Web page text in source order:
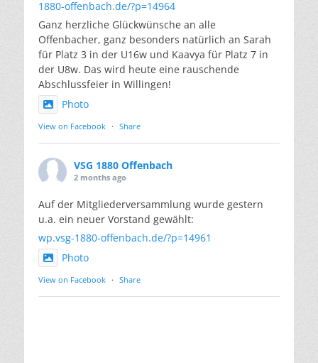
1880-offenbach.de/?p=14964
Ganz herzliche Glückwünsche an alle
Offenbacher, ganz besonders natürlich an Sarah
für Platz 3 in der U16w und Kaavya für Platz 7 in
der U8w. Das wird heute eine rauschende
Abschlussfeier in Willingen!
Photo
View on Facebook · Share
VSG 1880 Offenbach
2 months ago
Auf der Mitgliederversammlung wurde gestern
u.a. ein neuer Vorstand gewählt:
wp.vsg-1880-offenbach.de/?p=14961
Photo
View on Facebook · Share